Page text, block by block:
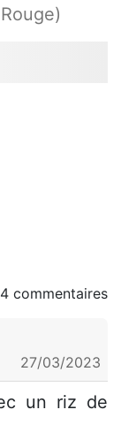
4 commentaires
27/03/2023
un riz de